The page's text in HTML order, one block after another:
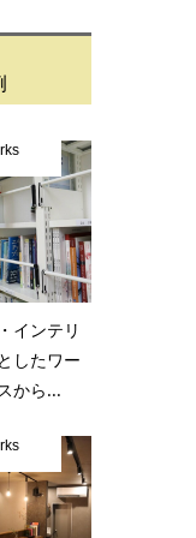
インテリ
したワー
から...